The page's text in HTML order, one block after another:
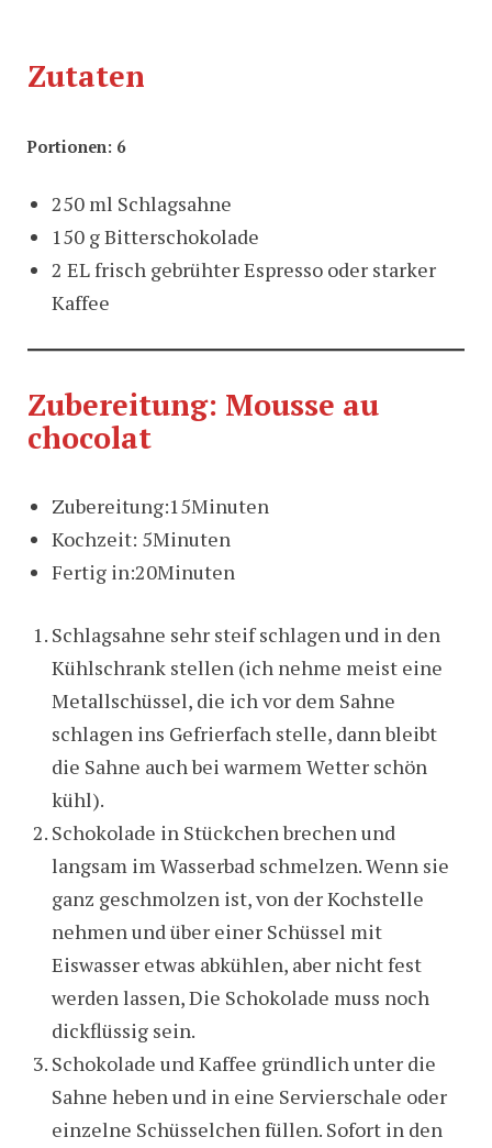
Zutaten
Portionen: 6
250 ml Schlagsahne
150 g Bitterschokolade
2 EL frisch gebrühter Espresso oder starker
Kaffee
Zubereitung: Mousse au
chocolat
Zubereitung:15Minuten
Kochzeit: 5Minuten
Fertig in:20Minuten
Schlagsahne sehr steif schlagen und in den
Kühlschrank stellen (ich nehme meist eine
Metallschüssel, die ich vor dem Sahne
schlagen ins Gefrierfach stelle, dann bleibt
die Sahne auch bei warmem Wetter schön
kühl).
Schokolade in Stückchen brechen und
langsam im Wasserbad schmelzen. Wenn sie
ganz geschmolzen ist, von der Kochstelle
nehmen und über einer Schüssel mit
Eiswasser etwas abkühlen, aber nicht fest
werden lassen, Die Schokolade muss noch
dickflüssig sein.
Schokolade und Kaffee gründlich unter die
Sahne heben und in eine Servierschale oder
einzelne Schüsselchen füllen. Sofort in den